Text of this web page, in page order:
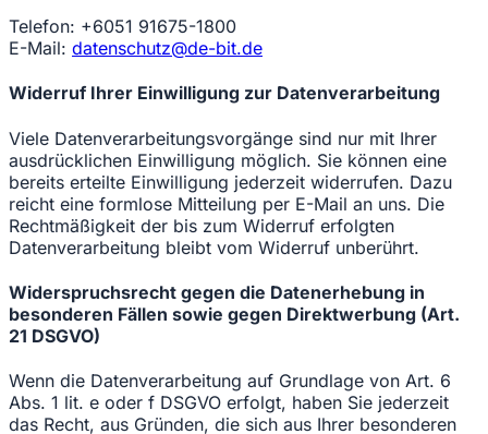
Telefon: +6051 91675-1800
E-Mail: datenschutz@de-bit.de
Widerruf Ihrer Einwilligung zur Datenverarbeitung
Viele Datenverarbeitungsvorgänge sind nur mit Ihrer
ausdrücklichen Einwilligung möglich. Sie können eine
bereits erteilte Einwilligung jederzeit widerrufen. Dazu
reicht eine formlose Mitteilung per E-Mail an uns. Die
Rechtmäßigkeit der bis zum Widerruf erfolgten
Datenverarbeitung bleibt vom Widerruf unberührt.
Widerspruchsrecht gegen die Datenerhebung in
besonderen Fällen sowie gegen Direktwerbung (Art.
21 DSGVO)
Wenn die Datenverarbeitung auf Grundlage von Art. 6
Abs. 1 lit. e oder f DSGVO erfolgt, haben Sie jederzeit
das Recht, aus Gründen, die sich aus Ihrer besonderen